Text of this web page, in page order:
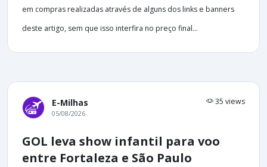
em compras realizadas através de alguns dos links e banners
deste artigo, sem que isso interfira no preço final...
E-Milhas 35 views
05/08/2026
GOL leva show infantil para voo
entre Fortaleza e São Paulo